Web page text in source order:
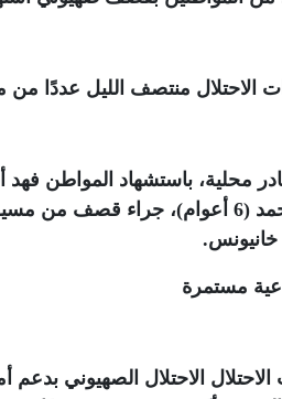
منتصف الليل عددًا من
أعوام)، ومحمد (6 أعوام)،
.
مستمرة
الاحتلال الصهيوني